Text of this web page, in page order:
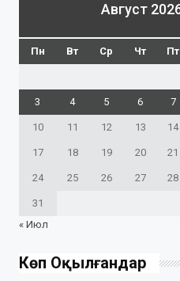
Август
Пн Вт Ср Чт Пт
3 4 5 6 7
10 11 12 13 14
17 18 19 20 21
24 25 26 27 28
31
« Июл
Көп Оқылғандар